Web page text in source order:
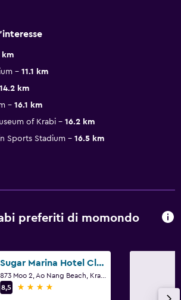
km
11.1 km
14.2 km
16.1 km
of Krabi
16.2 km
Sports Stadium
16.5 km
preferiti di momondo
Sugar Marina Hotel Cliffhanger Aonang
8,5
4 stelle